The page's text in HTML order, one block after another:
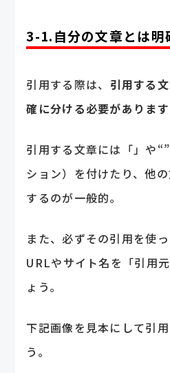
3-1.自分の文章とは明
引用する際は、 引用する
確に分ける必要があります
引用する文章には「」や
ション）を付けたり、他
するのが一般的。
また、必ずその引用を使
URLやサイト名を「引用
ょう。
下記画像を見本にして引
う。